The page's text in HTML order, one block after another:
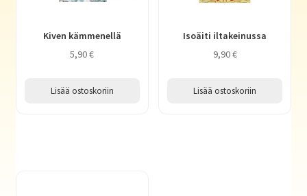
Kiven kämmenellä
5,90€
Lisää ostoskoriin
Isoäiti iltakeinussa
9,90€
Lisää ostoskoriin